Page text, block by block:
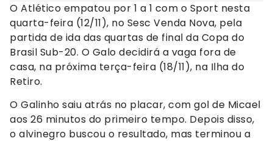
O Atlético empatou por 1 a 1 com o Sport nesta
quarta-feira (12/11), no Sesc Venda Nova, pela
partida de ida das quartas de final da Copa do
Brasil Sub-20. O Galo decidirá a vaga fora de
casa, na próxima terça-feira (18/11), na Ilha do
Retiro.
O Galinho saiu atrás no placar, com gol de Micael
aos 26 minutos do primeiro tempo. Depois disso,
o alvinegro buscou o resultado, mas terminou a